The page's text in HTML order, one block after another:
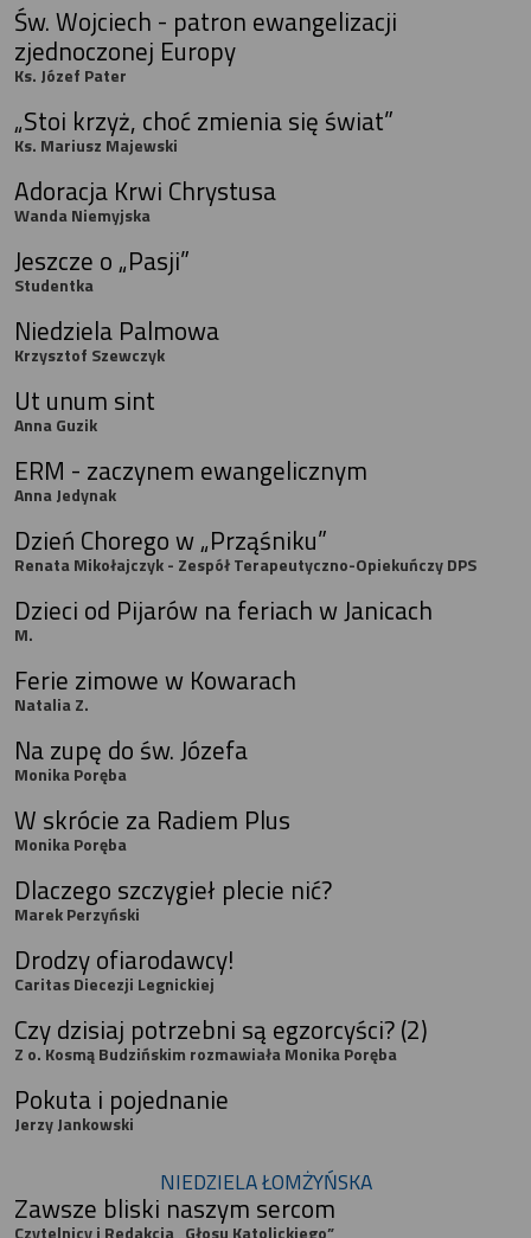
Św. Wojciech - patron ewangelizacji
zjednoczonej Europy
Ks. Józef Pater
„Stoi krzyż, choć zmienia się świat”
Ks. Mariusz Majewski
Adoracja Krwi Chrystusa
Wanda Niemyjska
Jeszcze o „Pasji”
Studentka
Niedziela Palmowa
Krzysztof Szewczyk
Ut unum sint
Anna Guzik
ERM - zaczynem ewangelicznym
Anna Jedynak
Dzień Chorego w „Prząśniku”
Renata Mikołajczyk - Zespół Terapeutyczno-Opiekuńczy DPS
Dzieci od Pijarów na feriach w Janicach
M.
Ferie zimowe w Kowarach
Natalia Z.
Na zupę do św. Józefa
Monika Poręba
W skrócie za Radiem Plus
Monika Poręba
Dlaczego szczygieł plecie nić?
Marek Perzyński
Drodzy ofiarodawcy!
Caritas Diecezji Legnickiej
Czy dzisiaj potrzebni są egzorcyści? (2)
Z o. Kosmą Budzińskim rozmawiała Monika Poręba
Pokuta i pojednanie
Jerzy Jankowski
NIEDZIELA ŁOMŻYŃSKA
Zawsze bliski naszym sercom
Czytelnicy i Redakcja „Głosu Katolickiego”